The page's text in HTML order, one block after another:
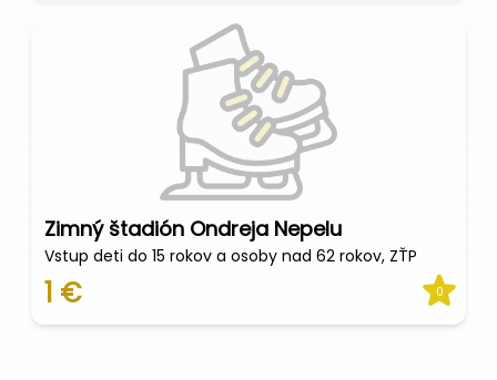
Zimný štadión Ondreja Nepelu
Vstup deti do 15 rokov a osoby nad 62 rokov, ZŤP
1 € 0